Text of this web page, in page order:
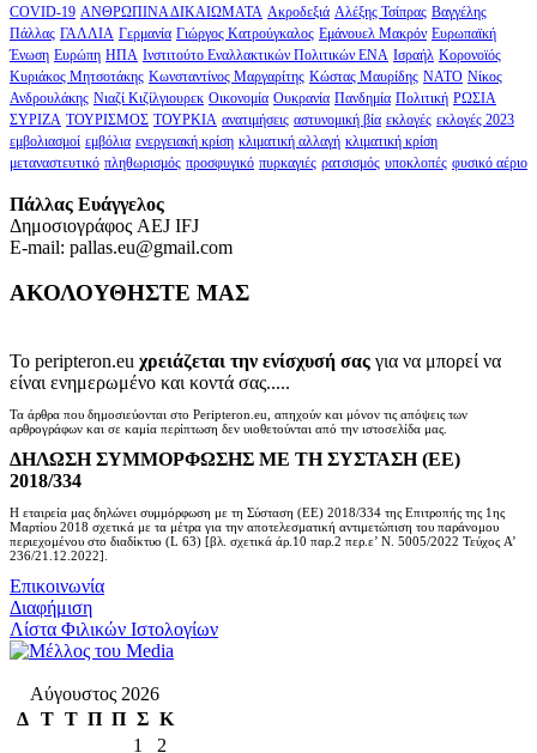
COVID-19 ΑΝΘΡΩΠΙΝΑ ΔΙΚΑΙΩΜΑΤΑ Ακροδεξιά Αλέξης Τσίπρας Βαγγέλης
Πάλλας ΓΑΛΛΙΑ Γερμανία Γιώργος Κατρούγκαλος Εμάνουελ Μακρόν Ευρωπαϊκή
Ένωση Ευρώπη ΗΠΑ Ινστιτούτο Εναλλακτικών Πολιτικών ΕΝΑ Ισραήλ Κορονοϊός
Κυριάκος Μητσοτάκης Κωνσταντίνος Μαργαρίτης Κώστας Μαυρίδης ΝΑΤΟ Νίκος
Ανδρουλάκης Νιαζί Κιζίλγιουρεκ Οικονομία Ουκρανία Πανδημία Πολιτική ΡΩΣΙΑ
ΣΥΡΙΖΑ ΤΟΥΡΙΣΜΟΣ ΤΟΥΡΚΙΑ ανατιμήσεις αστυνομική βία εκλογές εκλογές 2023
εμβολιασμοί εμβόλια ενεργειακή κρίση κλιματική αλλαγή κλιματική κρίση
μεταναστευτικό πληθωρισμός προσφυγικό πυρκαγιές ρατσισμός υποκλοπές φυσικό αέριο
Πάλλας Ευάγγελος
Δημοσιογράφος AEJ ΙFJ
E-mail: pallas.eu@gmail.com
ΑΚΟΛΟΥΘΗΣΤΕ ΜΑΣ
Το peripteron.eu χρειάζεται την ενίσχυσή σας για να μπορεί να
είναι ενημερωμένο και κοντά σας.....
Τα άρθρα που δημοσιεύονται στο Peripteron.eu, απηχούν και μόνον τις απόψεις των
αρθρογράφων και σε καμία περίπτωση δεν υιοθετούνται από την ιστοσελίδα μας.
ΔΗΛΩΣΗ ΣΥΜΜΟΡΦΩΣΗΣ ΜΕ ΤΗ ΣΥΣΤΑΣΗ (ΕΕ)
2018/334
Η εταιρεία μας δηλώνει συμμόρφωση με τη Σύσταση (ΕΕ) 2018/334 της Επιτροπής της 1ης
Μαρτίου 2018 σχετικά με τα μέτρα για την αποτελεσματική αντιμετώπιση του παράνομου
περιεχομένου στο διαδίκτυο (L 63) [βλ. σχετικά άρ.10 παρ.2 περ.ε’ Ν. 5005/2022 Τεύχος A’
236/21.12.2022].
Επικοινωνία
Διαφήμιση
Λίστα Φιλικών Ιστολογίων
Αύγουστος 2026
Δ Τ Τ Π Π Σ Κ
1
2